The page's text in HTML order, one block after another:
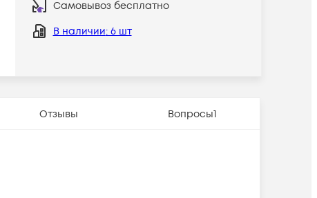
Самовывоз бесплатно
В наличии: 6 шт
Отзывы Вопросы1